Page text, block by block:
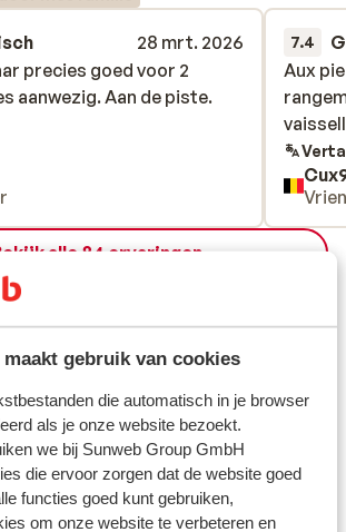
maakt gebruik van cookies
die automatisch in je browser
als je onze website bezoekt.
we bij Sunweb Group GmbH
die ervoor zorgen dat de website goed
functies goed kunt gebruiken,
om onze website te verbeteren en
28 mrt. 2026
precies goed voor 2
aanwezig. Aan de piste.
precies goed voor 2
aanwezig. Aan de piste.
7.4
Aux
Aux
alle 84 ervaringen
Bekijk op kaart